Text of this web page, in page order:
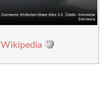
Wikipedia